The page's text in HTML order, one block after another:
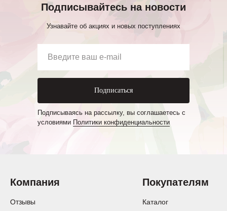
Подписывайтесь на новости
Узнавайте об акциях и новых поступлениях
Подписаться
Подписываясь на рассылку, вы соглашаетесь с
условиями Политики конфиденциальности
Компания Покупателям
Каталог
Отзывы